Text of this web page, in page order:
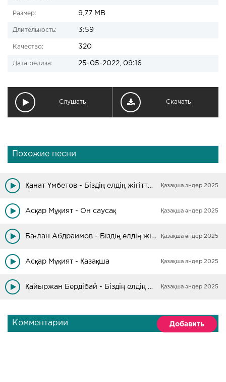
Размер: 9,77 MB
Длительность: 3:59
Качество: 320
Дата релиза: 25-05-2022, 09:16
Слушать Скачать
Похожие песни
Қанат Үмбетов - Біздің елдің жігіттері Қазақша әндер 2025
Асқар Мұқият - Он саусақ Қазақша әндер 2025
Бағлан Абдраимов - Біздің елдің жігіттері Қазақша әндер 2025
Асқар Мұқият - Қазақша Қазақша әндер 2025
Қайыржан Бердібай - Біздің елдің жігіттері Қазақша әндер 2025
Комментарии Добавить